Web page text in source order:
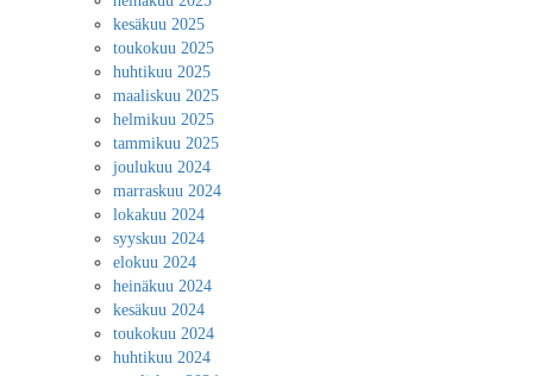
kesäkuu 2025
toukokuu 2025
huhtikuu 2025
maaliskuu 2025
helmikuu 2025
tammikuu 2025
joulukuu 2024
marraskuu 2024
lokakuu 2024
syyskuu 2024
elokuu 2024
heinäkuu 2024
kesäkuu 2024
toukokuu 2024
huhtikuu 2024